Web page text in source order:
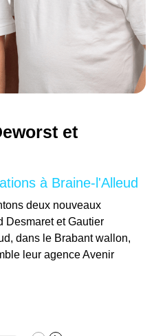
et
à Braine-l'Alleud
deux nouveaux
Desmaret et Gautier
dans le Brabant wallon,
leur agence Avenir